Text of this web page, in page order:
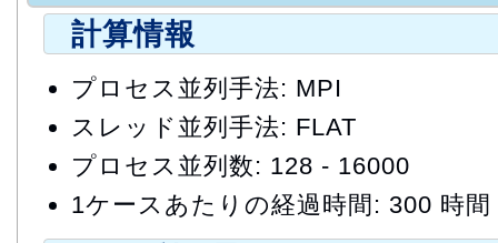
計算情報
プロセス並列手法: MPI
スレッド並列手法: FLAT
プロセス並列数: 128 - 16000
1ケースあたりの経過時間: 300 時間